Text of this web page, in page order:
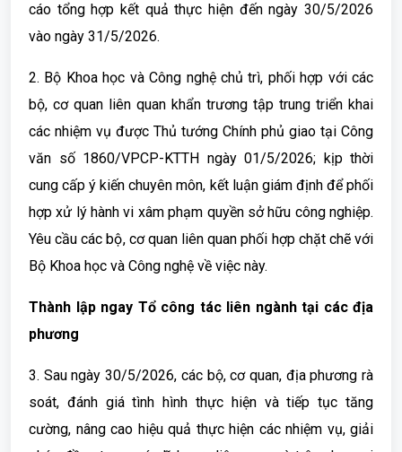
cáo tổng hợp kết quả thực hiện đến ngày 30/5/2026
vào ngày 31/5/2026.
2. Bộ Khoa học và Công nghệ chủ trì, phối hợp với các
bộ, cơ quan liên quan khẩn trương tập trung triển khai
các nhiệm vụ được Thủ tướng Chính phủ giao tại Công
văn số 1860/VPCP-KTTH ngày 01/5/2026; kịp thời
cung cấp ý kiến chuyên môn, kết luận giám định để phối
hợp xử lý hành vi xâm phạm quyền sở hữu công nghiệp.
Yêu cầu các bộ, cơ quan liên quan phối hợp chặt chẽ với
Bộ Khoa học và Công nghệ về việc này.
Thành lập ngay Tổ công tác liên ngành tại các địa
phương
3. Sau ngày 30/5/2026, các bộ, cơ quan, địa phương rà
soát, đánh giá tình hình thực hiện và tiếp tục tăng
cường, nâng cao hiệu quả thực hiện các nhiệm vụ, giải